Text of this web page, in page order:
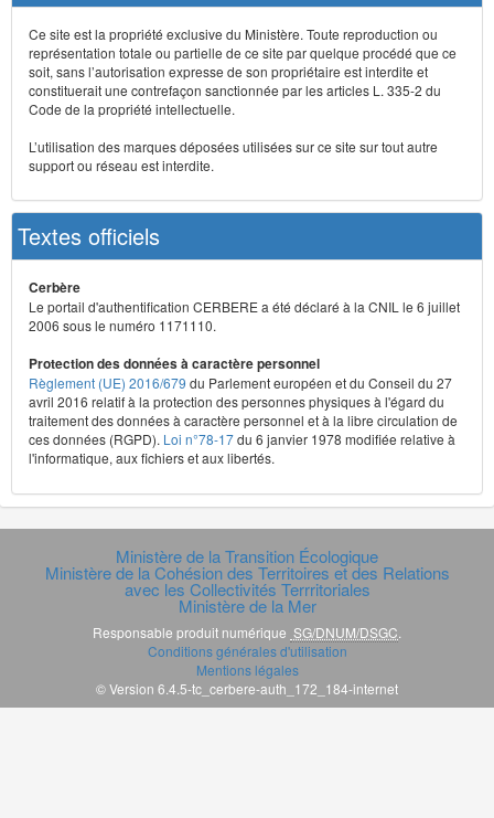
Ce site est la propriété exclusive du Ministère. Toute reproduction ou
représentation totale ou partielle de ce site par quelque procédé que ce
soit, sans l’autorisation expresse de son propriétaire est interdite et
constituerait une contrefaçon sanctionnée par les articles L. 335-2 du
Code de la propriété intellectuelle.
L’utilisation des marques déposées utilisées sur ce site sur tout autre
support ou réseau est interdite.
Textes officiels
Cerbère
Le portail d'authentification CERBERE a été déclaré à la CNIL le 6 juillet
2006 sous le numéro 1171110.
Protection des données à caractère personnel
Règlement (UE) 2016/679 du Parlement européen et du Conseil du 27
avril 2016 relatif à la protection des personnes physiques à l'égard du
traitement des données à caractère personnel et à la libre circulation de
ces données (RGPD). Loi n°78-17du 6 janvier 1978 modifiée relative à
l'informatique, aux fichiers et aux libertés.
Ministère de la Transition Écologique
Ministère de la Cohésion des Territoires et des Relations
avec les Collectivités Terrritoriales
Ministère de la Mer
Responsable produit numérique SG/DNUM/DSGC
Conditions générales d'utilisation
Mentions légales
© Version 6.4.5-tc_cerbere-auth_172_184-internet